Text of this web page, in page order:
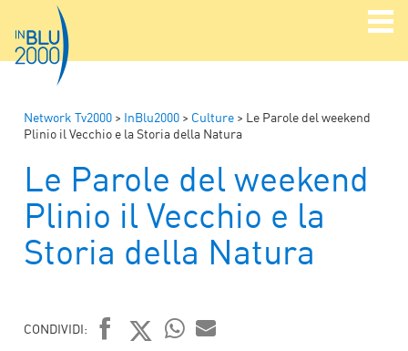
Network Tv2000 > InBlu2000 > Culture > Le Parole del weekend
Plinio il Vecchio e la Storia della Natura
Le Parole del weekend
Plinio il Vecchio e la
Storia della Natura
CONDIVIDI: